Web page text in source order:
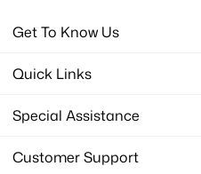
Get To Know Us
Quick Links
Special Assistance
Customer Support